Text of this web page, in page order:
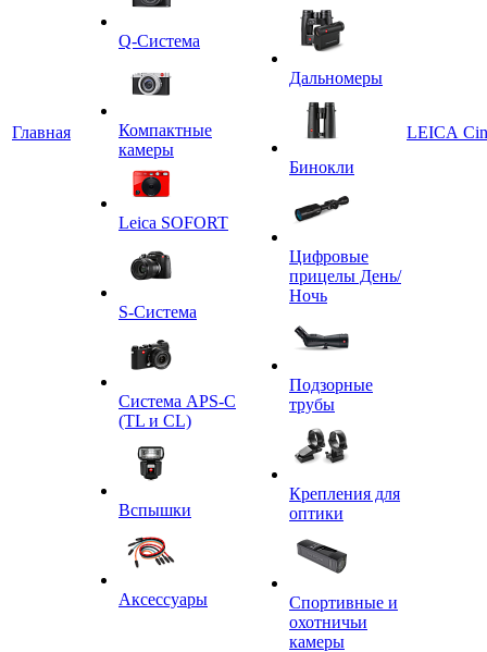
Главная
Q-Cистема
Компактные
камеры
Leica SOFORT
S-Система
Система APS-C
(TL и CL)
Вспышки
Аксессуары
Дальномеры
Бинокли
Цифровые
прицелы День/
Ночь
Подзорные
трубы
Крепления для
оптики
Спортивные и
охотничьи
камеры
LEICA